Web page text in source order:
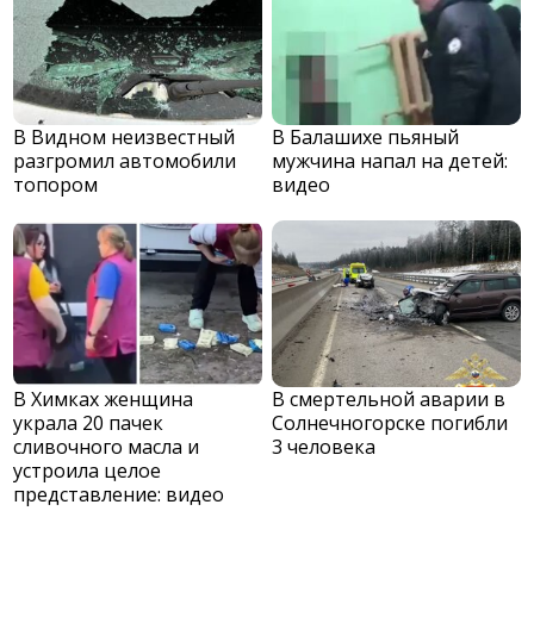
В Видном неизвестный
разгромил автомобили
топором
В Балашихе пьяный
мужчина напал на детей:
видео
В Химках женщина
украла 20 пачек
сливочного масла и
устроила целое
представление: видео
В смертельной аварии в
Солнечногорске погибли
3 человека